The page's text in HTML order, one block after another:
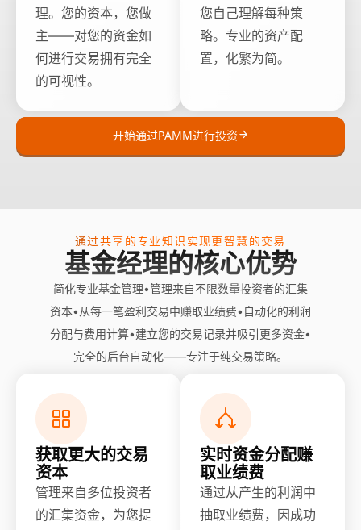
理。您的资本，您做
主——对您的资金如
何进行交易拥有完全
的可视性。
您自己理解每种策
略。专业的资产配
置，化繁为简。
开始通过PAMM进行投资
通过共享的专业知识实现更智慧的交易
基金经理的核心优势
简化专业基金管理•管理来自不限数量投资者的汇集
资本•从每一笔盈利交易中赚取业绩费•自动化的利润
分配与费用计算•建立您的交易记录并吸引更多资金•
完全的后台自动化——专注于纯交易策略。
获取更大的交易
资本
管理来自多位投资者
的汇集资金，为您提
实时资金分配赚
取业绩费
通过从产生的利润中
抽取业绩费，因成功